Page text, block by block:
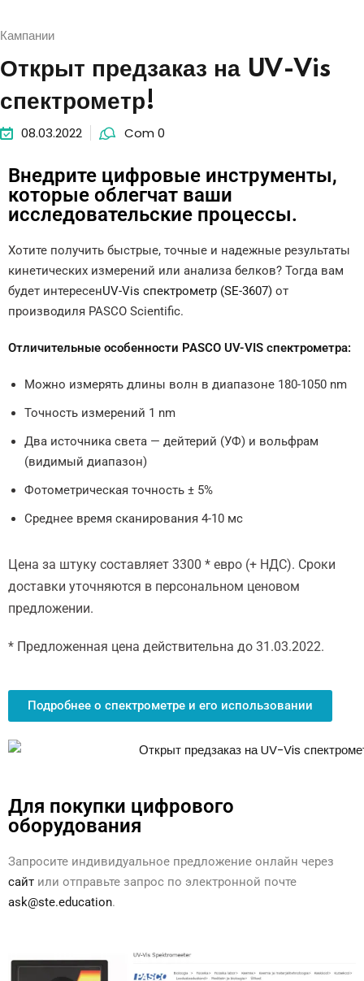
Кампании
Открыт предзаказ на UV-Vis
спектрометр!
08.03.2022 Com 0
Внедрите цифровые инструменты,
которые облегчат ваши
исследовательские процессы.
Хотите получить быстрые, точные и надежные результаты
кинетических измерений или анализа белков? Тогда вам
будет интересенUV-Vis спектрометр (SE-3607) от
производиля PASCO Scientific.
Отличительные особенности PASCO UV-VIS спектрометра:
Можно измерять длины волн в диапазоне 180-1050 nm
Точность измерений 1 nm
Два источника света — дейтерий (УФ) и вольфрам
(видимый диапазон)
Фотометрическая точность ± 5%
Среднее время сканирования 4-10 мс
Цена за штуку составляет 3300 * евро (+ НДС). Сроки
доставки уточняются в персональном ценовом
предложении.
* Предложенная цена действительна до 31.03.2022.
Подробнее о спектрометре и его использовании
Для покупки цифрового
оборудования
Запросите индивидуальное предложение онлайн через
сайт или отправьте запрос по электронной почте
ask@ste.education.